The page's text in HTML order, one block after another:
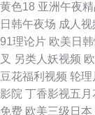
黄色18 亚洲午夜
日韩午夜场 成人
91理论片 欧美日
叉 另类人妖视频
豆花福利视频 轮理
影院 丁香影视五月
免费 欧美三级日本